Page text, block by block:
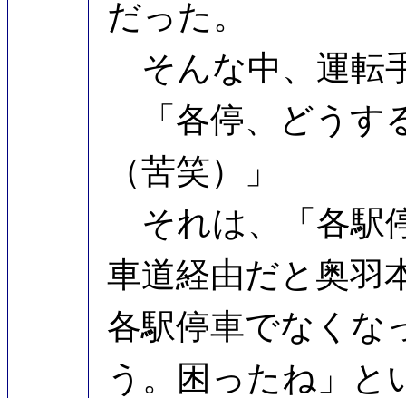
だった。
そんな中、運転
「各停、どうす
（苦笑）」
それは、「各駅
車道経由だと奥羽
各駅停車でなくな
う。困ったね」と